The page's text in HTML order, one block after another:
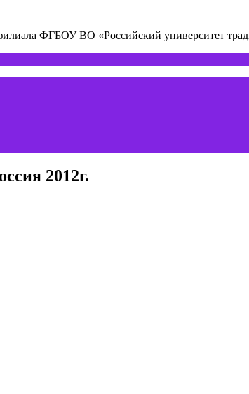
ФГБОУ ВО «Российский университет
2012г.